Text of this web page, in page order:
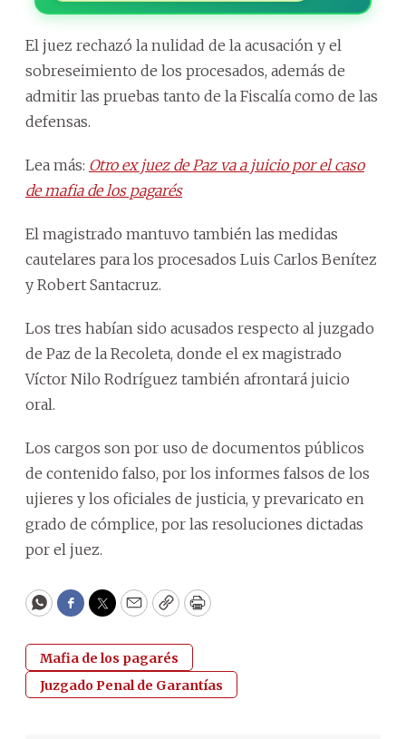
El juez rechazó la nulidad de la acusación y el
sobreseimiento de los procesados, además de
admitir las pruebas tanto de la Fiscalía como de las
defensas.
Lea más: Otro ex juez de Paz va a juicio por el caso
de mafia de los pagarés
El magistrado mantuvo también las medidas
cautelares para los procesados Luis Carlos Benítez
y Robert Santacruz.
Los tres habían sido acusados respecto al juzgado
de Paz de la Recoleta, donde el ex magistrado
Víctor Nilo Rodríguez también afrontará juicio
oral.
Los cargos son por uso de documentos públicos
de contenido falso, por los informes falsos de los
ujieres y los oficiales de justicia, y prevaricato en
grado de cómplice, por las resoluciones dictadas
por el juez.
WhatsApp
Facebook
Twitter
EmailCopyPrint
Mafia de los pagarés
Juzgado Penal de Garantías